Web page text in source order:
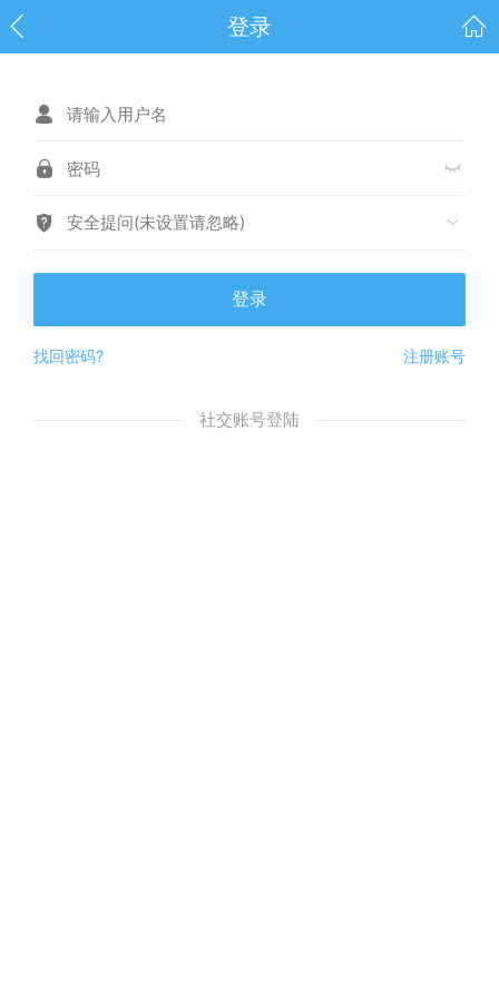
登录
安全提问(未设置请忽略)
登录
找回密码? 注册账号
社交账号登陆